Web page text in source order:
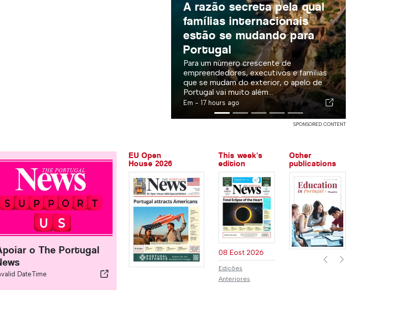
A razão secreta pela qual
famílias internacionais
estão se mudando para
Portugal
Para um número crescente de
empreendedores, executivos e famílias
que se mudam do exterior, o apelo de
Portugal vai muito além...
Em -17 hours ago
SPONSORED CONTENT
o The Portugal
DateTime
EU Open
House 2026
This week's
edition
08 Eost 2026
Edições
Anteriores
Other
publications
Previous
Next